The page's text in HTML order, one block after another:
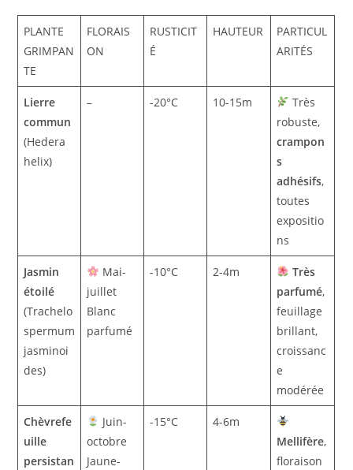
PLANTE
GRIMPAN
TE
FLORAIS
ON
RUSTICIT
É
HAUTEUR
PARTICUL
ARITÉS
Lierre
commun
(Hedera
helix)
– -20°C 10-15m
Très
robuste,
crampon
s
adhésifs,
toutes
expositio
ns
Jasmin
étoilé
(Trachelo
spermum
jasminoi
des)
Mai-
juillet
Blanc
parfumé
-10°C 2-4m
Très
parfumé,
feuillage
brillant,
croissanc
e
modérée
Chèvrefe
uille
persistan
Juin-
octobre
Jaune-
-15°C
4-6m
Mellifère,
floraison